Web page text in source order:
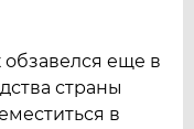
еще в
страны
в